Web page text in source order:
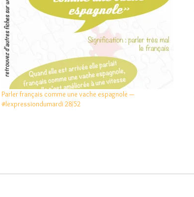
Parler français comme une vache espagnole —
#lexpressiondumardi 28/52